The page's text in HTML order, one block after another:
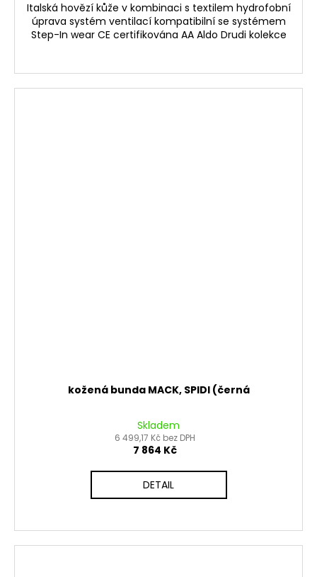
Italská hovězí kůže v kombinaci s textilem hydrofobní
úprava systém ventilací kompatibilní se systémem
Step-In wear CE certifikována AA Aldo Drudi kolekce
kožená bunda MACK, SPIDI (černá
Skladem
6 499,17 Kč bez DPH
7 864 Kč
DETAIL